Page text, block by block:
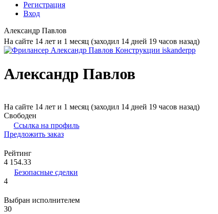
Регистрация
Вход
Александр Павлов
На сайте 14 лет и 1 месяц (заходил 14 дней 19 часов назад)
Александр Павлов
На сайте 14 лет и 1 месяц (заходил 14 дней 19 часов назад)
Свободен
Ссылка на профиль
Предложить заказ
Рейтинг
4 154.33
Безопасные сделки
4
Выбран исполнителем
30